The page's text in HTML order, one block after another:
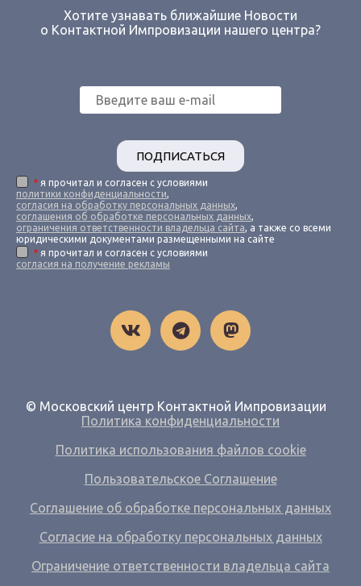
Хотите узнавать ближайшие Новости
о Контактной Импровизации нашего центра?
ПОДПИСАТЬСЯ
* я прочитал и согласен с условиями
политики конфиденциальности,
согласия на обработку персональных данных,
соглашения об обработке персональных данных,
ограничения ответственности владельца сайта, а также со всеми
юридическими документами размещенными на сайте
* я прочитал и согласен с условиями
согласия на получение рекламы
© Московский центр Контактной Импровизации
Политика конфиденциальности
Политика использования файлов cookie
Пользовательское Соглашение
Соглашение об обработке персональных данных
Согласие на обработку персональных данных
Ограничение ответственности владельца сайта